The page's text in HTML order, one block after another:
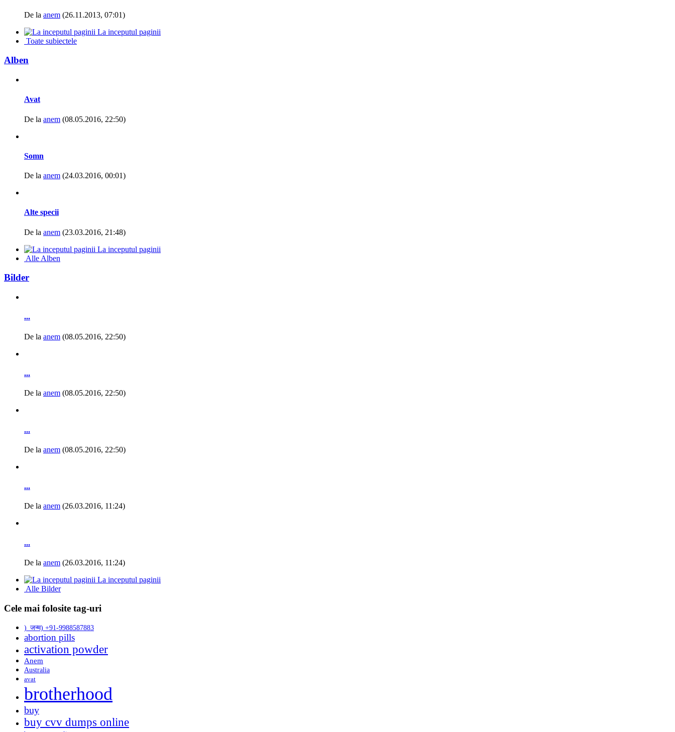
De la anem (26.11.2013, 07:01)
La inceputul paginii
Toate subiectele
Alben
Avat
De la anem (08.05.2016, 22:50)
Somn
De la anem (24.03.2016, 00:01)
Alte specii
De la anem (23.03.2016, 21:48)
La inceputul paginii
Alle Alben
Bilder
...
De la anem (08.05.2016, 22:50)
...
De la anem (08.05.2016, 22:50)
...
De la anem (08.05.2016, 22:50)
...
De la anem (26.03.2016, 11:24)
...
De la anem (26.03.2016, 11:24)
La inceputul paginii
Alle Bilder
Cele mai folosite tag-uri
)_जन्म) +91-9988587883
abortion pills
activation powder
Anem
Australia
avat
brotherhood
buy
buy cvv dumps online